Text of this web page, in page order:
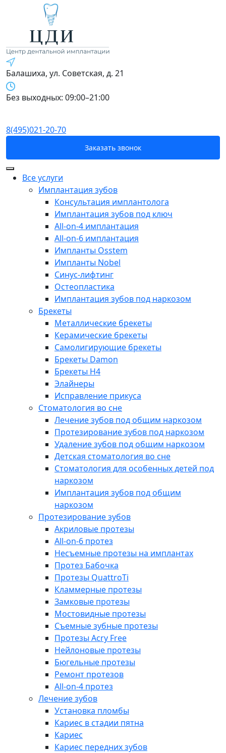
Балашиха, ул. Советская, д. 21
Без выходных: 09:00–21:00
8(495)021-20-70
Заказать звонок
Все услуги
Имплантация зубов
Консультация имплантолога
Имплантация зубов под ключ
All-on-4 имплантация
All-on-6 имплантация
Импланты Osstem
Импланты Nobel
Синус-лифтинг
Остеопластика
Имплантация зубов под наркозом
Брекеты
Металлические брекеты
Керамические брекеты
Самолигирующие брекеты
Брекеты Damon
Брекеты H4
Элайнеры
Исправление прикуса
Стоматология во сне
Лечение зубов под общим наркозом
Протезирование зубов под наркозом
Удаление зубов под общим наркозом
Детская стоматология во сне
Стоматология для особенных детей под
наркозом
Имплантация зубов под общим
наркозом
Протезирование зубов
Акриловые протезы
All-on-6 протез
Несъемные протезы на имплантах
Протез Бабочка
Протезы QuattroTi
Кламмерные протезы
Замковые протезы
Мостовидные протезы
Съемные зубные протезы
Протезы Acry Free
Нейлоновые протезы
Бюгельные протезы
Ремонт протезов
All-on-4 протез
Лечение зубов
Установка пломбы
Кариес в стадии пятна
Кариес
Кариес передних зубов